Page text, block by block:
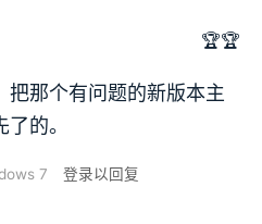
🏆🏆
把那个有问题的新版本主
的。
7 登录以回复